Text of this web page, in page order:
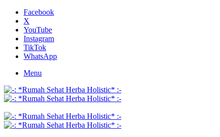
Facebook
X
YouTube
Instagram
TikTok
WhatsApp
Menu